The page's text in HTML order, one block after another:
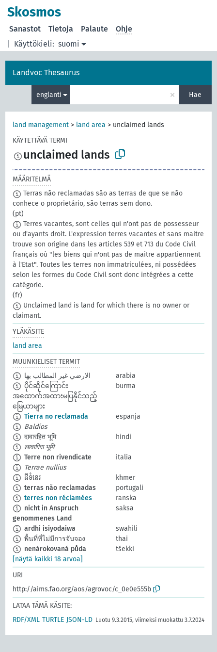
Skosmos
Käyttökieli: suomi
Sanastot Tietoja Palaute Ohje
Landvoc Thesaurus
englanti × Hae
land management > land area > unclaimed lands
KÄYTETTÄVÄ TERMI
unclaimed lands
MÄÄRITELMÄ
Terras não reclamadas são as terras de que se não
conhece o proprietário, são terras sem dono.
(pt)
Terres vacantes, sont celles qui n'ont pas de possesseur
ou d'ayants droit. L'expression terres vacantes et sans maitre
trouve son origine dans les articles 539 et 713 du Code Civil
français où "les biens qui n'ont pas de maitre appartiennent
à l'Etat". Toutes les terres non immatriculées, ni possédées
selon les formes du Code Civil sont donc intégrées a cette
catégorie.
(fr)
Unclaimed land is land for which there is no owner or
claimant.
YLÄKÄSITE
land area
MUUNKIELISET TERMIT
الارضي غير المطالب بها
arabia
ပိုင်ဆိုင်ကြောင်း
အထောက်အထားမပြနိုင်သည့်
မြေယာများ
burma
Tierra no reclamada
espanja
Baldíos
दावारहित भूमि
hindi
लावारिस भूमि
Terre non rivendicate
italia
Terrae nullius
ដីទំនេរ
khmer
terras não reclamadas
portugali
terres non réclamées
ranska
nicht in Anspruch
genommenes Land
saksa
ardhi isiyodaiwa
swahili
พื้นที่ที่ไม่มีการจับจอง
thai
nenárokovaná půda
tšekki
[näytä kaikki 18 arvoa]
URI
http://aims.fao.org/aos/agrovoc/c_0e0e555b
LATAA TÄMÄ KÄSITE:
RDF/XML TURTLE JSON-LD Luotu 9.3.2015, viimeksi muokattu 3.7.2024